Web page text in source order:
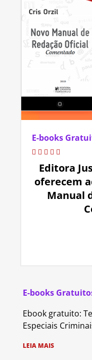
E-books
Editora
oferecem
Manual
E-books
Ebook gratuito:
Especiais
LEIA MAIS